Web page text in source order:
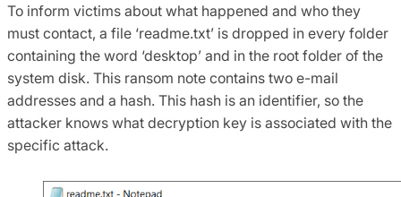
To inform victims about what happened and who they
must contact, a file ‘readme.txt’ is dropped in every folder
containing the word ‘desktop’ and in the root folder of the
system disk. This ransom note contains two e-mail
addresses and a hash. This hash is an identifier, so the
attacker knows what decryption key is associated with the
specific attack.